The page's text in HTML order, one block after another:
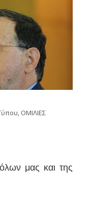
, ΟΜΙΛΙΕΣ
μας και της